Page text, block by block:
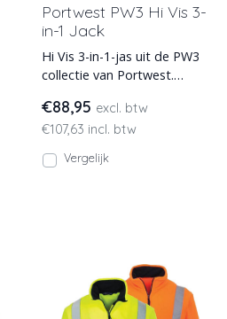
Portwest PW3 Hi Vis 3-
in-1 Jack
Hi Vis 3-in-1-jas uit de PW3
collectie van Portwest.
300D Oxford geweven
materi
€88,95 excl. btw
€107,63 incl. btw
Vergelijk